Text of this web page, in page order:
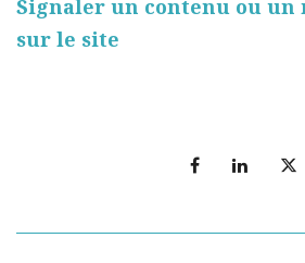
Signaler un contenu ou un
sur le site